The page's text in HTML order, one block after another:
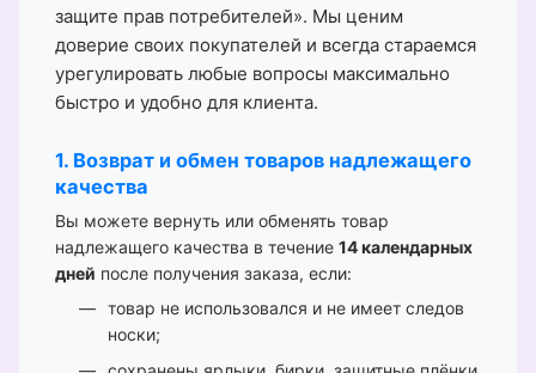
защите прав потребителей». Мы ценим
доверие своих покупателей и всегда стараемся
урегулировать любые вопросы максимально
быстро и удобно для клиента.
1. Возврат и обмен товаров надлежащего
качества
Вы можете вернуть или обменять товар
надлежащего качества в течение 14 календарных
дней после получения заказа, если:
товар не использовался и не имеет следов
носки;